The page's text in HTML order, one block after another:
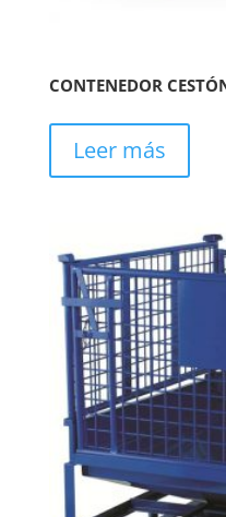
CONTENEDOR
Leer más